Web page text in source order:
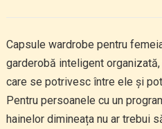
Capsule wardrobe pentru
garderobă inteligent
care se potrivesc între ele și
Pentru persoanele cu un
hainelor dimineața nu ar trebui